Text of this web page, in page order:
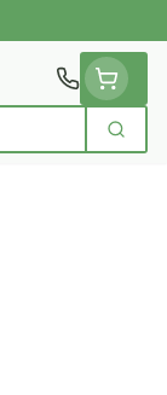
Zoek